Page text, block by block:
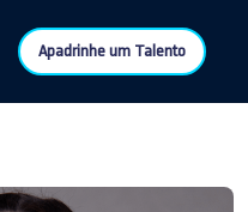
Apadrinhe um Talento